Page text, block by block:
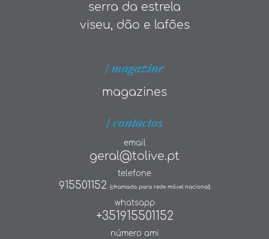
serra da estrela
viseu, dão e lafões
| magazine
magazines
| contactos
email
geral@tolive.pt
telefone
915501152 (chamada para rede móvel nacional)
whatsapp
+351915501152
número ami